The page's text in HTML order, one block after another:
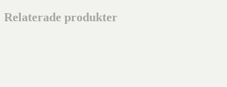
Relaterade produkter